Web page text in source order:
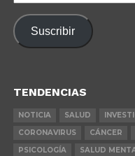
de
correo
electrónico
Suscribir
TENDENCIAS
NOTICIA SALUD
CORONAVIRUS
CÁNCER
PSICOLOGÍA
SALUD